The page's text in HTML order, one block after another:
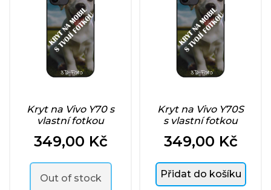
Kryt na Vivo Y70 s
vlastní fotkou
Cena
349,00 Kč
Out of stock
Kryt na Vivo Y70S
s vlastní fotkou
Cena
349,00 Kč
Přidat do košíku